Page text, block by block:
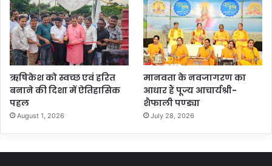
ऋषिकेश को स्वच्छ एवं हरित
बनाने की दिशा में ऐतिहासिक
पहल
August 1, 2026
मानवता के नवजागरण का
आधार हैं पूज्य आचार्यश्री-
शैफाली पण्ड्या
July 28, 2026